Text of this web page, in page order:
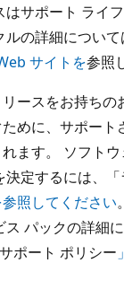
サポート ライ
ルの詳細につい
サイトを参照
ースをお持ちの
めに、サポート
ます。 ソフト
定するには、
照してください
ス パックの詳細
ポート ポリシー